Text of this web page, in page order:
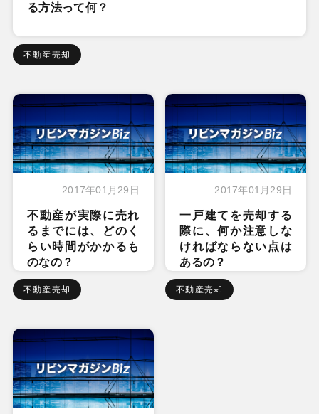
る方法って何？
不動産売却
2017年01月29日
不動産が実際に売れ
るまでには、どのく
らい時間がかかるも
のなの？
不動産売却
2017年01月29日
一戸建てを売却する
際に、何か注意しな
ければならない点は
あるの？
不動産売却